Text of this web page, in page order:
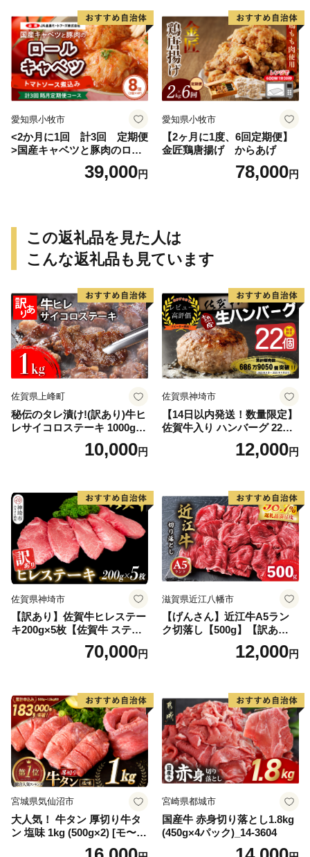
愛知県小牧市
<2か月に1回 計3回 定期便
>国産キャベツと豚肉のロー
ルキャベツ（4P入り）
39,000円
愛知県小牧市
【2ヶ月に1度、6回定期便】
金匠鶏唐揚げ からあげ
78,000円
この返礼品を見た人は
こんな返礼品も見ています
佐賀県上峰町
秘伝のタレ漬け!(訳あり)牛ヒ
レサイコロステーキ 1000g
10,000円
佐賀県神埼市
【14日以内発送！数量限定】
佐賀牛入り ハンバーグ 22個
2.6kg(120g×22個)【佐賀牛
黒毛和牛 ブランド牛 九州 ハ
気】(H083106)
12,000円
佐賀県神埼市
【訳あり】佐賀牛ヒレステー
キ200g×5枚【佐賀牛 ステー
キ ブランド肉 ヒレ肉 フィレ
肉 ジューシー ヘルシー】(H0
70,000円
滋賀県近江八幡市
【げんさん】近江牛A5ラン
ク切落し【500g】【訳あり】
12,000円
宮城県気仙沼市
大人気！ 牛タン 厚切り牛タ
ン 塩味 1kg (500g×2) [モ〜ラ
ンド 宮城県 気仙沼市 205646
宮崎県都城市
国産牛 赤身切り落とし1.8kg
(450g×4パック)_14-3604